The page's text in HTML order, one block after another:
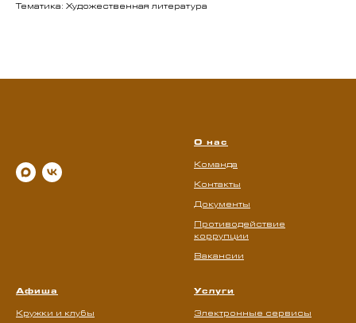
Тематика: Художественная литература
О нас
Команда
Контакты
Документы
Противодействие
коррупции
Вакансии
Афиша
Кружки и клубы
Услуги
Электронные сервисы